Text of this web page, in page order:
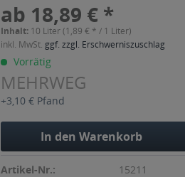
ab 18,89 € *
Inhalt: 10 Liter (1,89 € * / 1 Liter)
inkl. MwSt. ggf. zzgl. Erschwerniszuschlag
Vorrätig
MEHRWEG
+3,10 € Pfand
In den Warenkorb
Artikel-Nr.:
15211